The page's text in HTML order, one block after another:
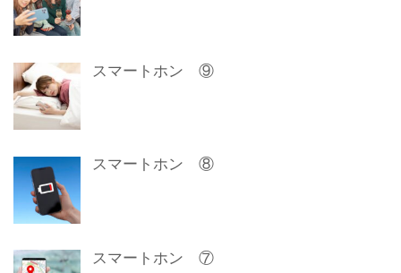
スマートホン ⑨
スマートホン ⑧
スマートホン ⑦